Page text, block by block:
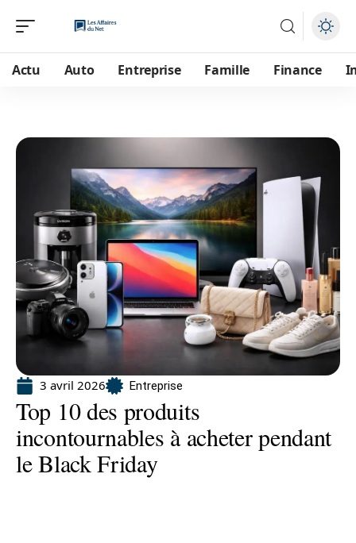
Actu Auto Entreprise Famille Finance
3 avril 2026 Entreprise
Top 10 des produits
incontournables à acheter pendant
le Black Friday